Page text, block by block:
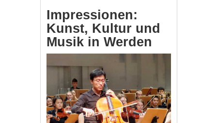
Impressionen:
Kunst, Kultur und
Musik in Werden